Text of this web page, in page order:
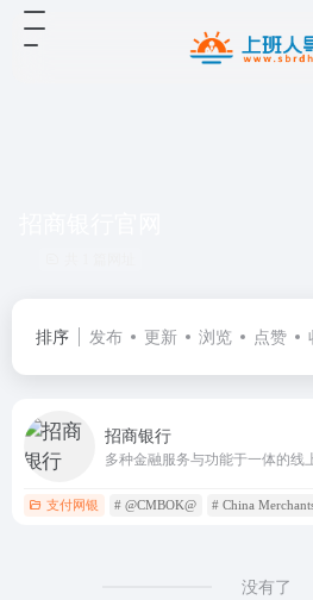
排序 发布 更新 浏览 点赞
招商银行
多种金融服务与功能于一体的线
支付网银 # @CMBOK@ # China
没有了